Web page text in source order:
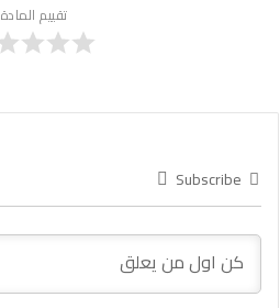
تقييم المادة
Subscribe